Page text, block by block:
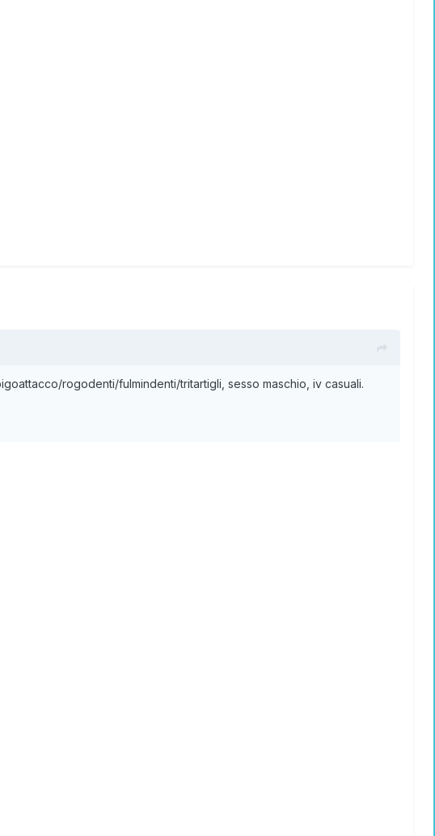
rogodenti/fulmindenti/tritartigli, sesso maschio, iv casuali.